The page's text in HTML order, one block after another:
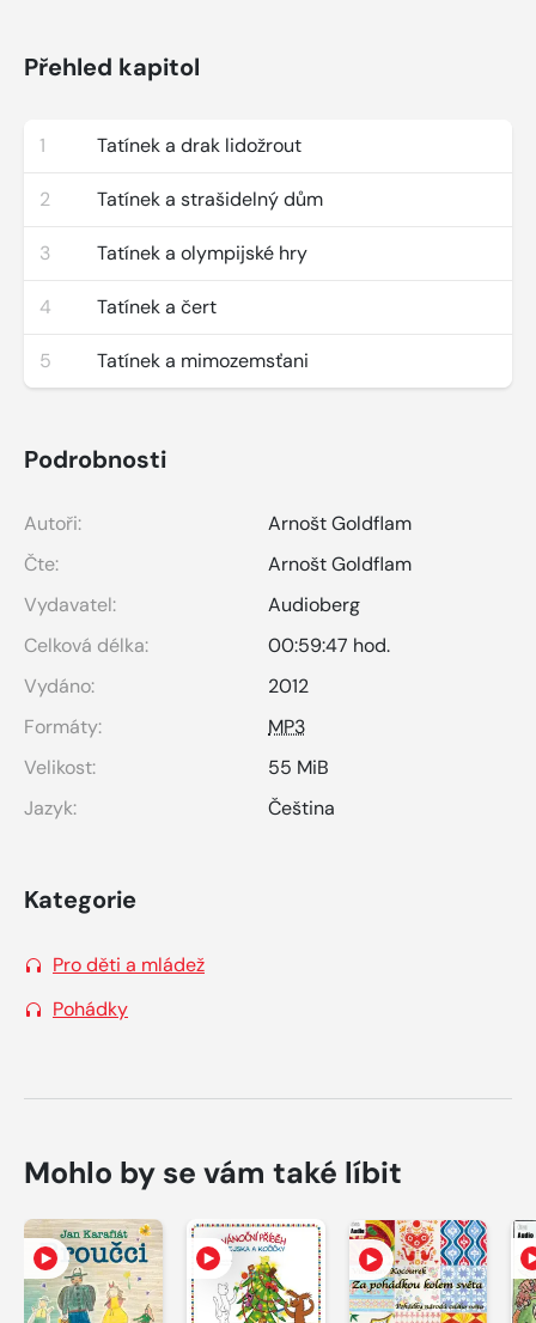
Přehled kapitol
1 Tatínek a drak lidožrout
2 Tatínek a strašidelný dům
3 Tatínek a olympijské hry
4 Tatínek a čert
5 Tatínek a mimozemsťani
Podrobnosti
Autoři:
Arnošt Goldflam
Čte:
Arnošt Goldflam
Vydavatel:
Audioberg
Celková délka:
00:59:47 hod.
Vydáno:
2012
Formáty:
MP3
Velikost:
55 MiB
Jazyk:
Čeština
Kategorie
Pro děti a mládež
Pohádky
Mohlo by se vám také líbit